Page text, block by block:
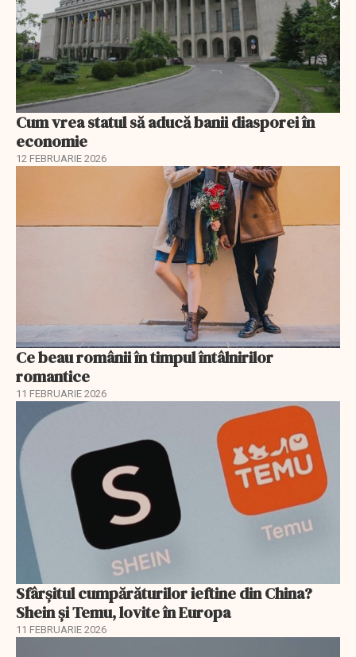
Cum vrea statul să aducă banii diasporei în
economie
12 FEBRUARIE 2026
Ce beau românii în timpul întâlnirilor
romantice
11 FEBRUARIE 2026
Sfârșitul cumpărăturilor ieftine din China?
Shein și Temu, lovite în Europa
11 FEBRUARIE 2026